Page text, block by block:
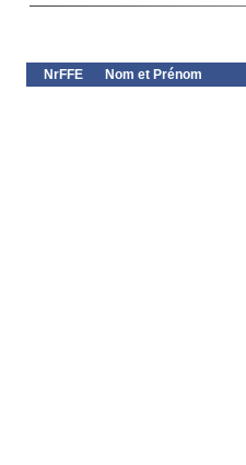
NrFFE Nom et Prénom